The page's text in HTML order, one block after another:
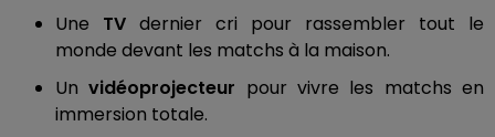
Une TV dernier cri pour rassembler tout le
monde devant les matchs à la maison.
Unvidéoprojecteur pour vivre les matchs en
immersion totale.